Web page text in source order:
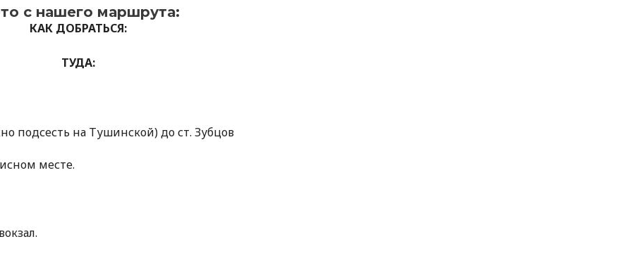
с нашего маршрута:
КАК ДОБРАТЬСЯ:
ТУДА:
подсесть на Тушинской) до ст. Зубцов
месте.